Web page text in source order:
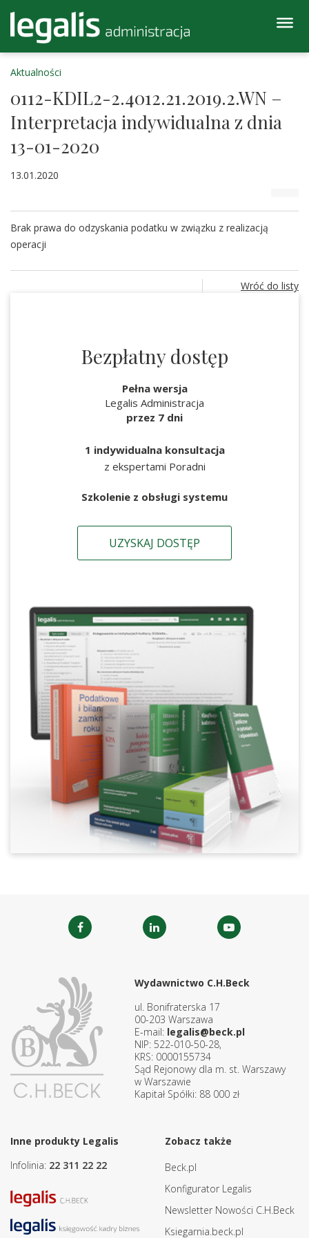
Aktualności
0112-KDIL2-2.4012.21.2019.2.WN –
Interpretacja indywidualna z dnia
13-01-2020
13.01.2020
Brak prawa do odzyskania podatku w związku z realizacją
operacji
Wróć do listy
Bezpłatny dostęp
Pełna wersja
Legalis Administracja
przez 7 dni
1 indywidualna konsultacja
z ekspertami Poradni
Szkolenie z obsługi systemu
UZYSKAJ DOSTĘP
Wydawnictwo C.H.Beck
ul. Bonifraterska 17
00-203 Warszawa
E-mail: legalis@beck.pl
NIP: 522-010-50-28,
KRS: 0000155734
Sąd Rejonowy dla m. st. Warszawy
w Warszawie
Kapitał Spółki: 88 000 zł
Inne produkty Legalis
Infolinia: 22 311 22 22
Zobacz także
Beck.pl
Konfigurator Legalis
Newsletter Nowości C.H.Beck
Ksiegarnia.beck.pl